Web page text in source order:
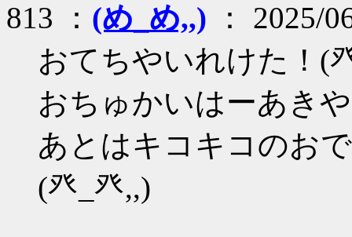
813 ： (め_め,,) ： 2025/
おてちやいれけた！(
おちゅかいはーあき
あとはキコキコのお
(癶_癶,,)